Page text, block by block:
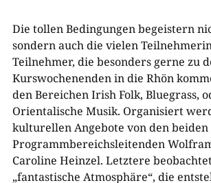
Die tollen Bedingungen begeistern
sondern auch die vielen
Teilnehmer, die besonders gerne zu
Kurswochenenden in die Rhön
den Bereichen Irish Folk, Bluegrass,
Orientalische Musik. Organisiert
kulturellen Angebote von den beiden
Programmbereichsleitenden
Caroline Heinzel. Letztere
„fantastische Atmosphäre“, die